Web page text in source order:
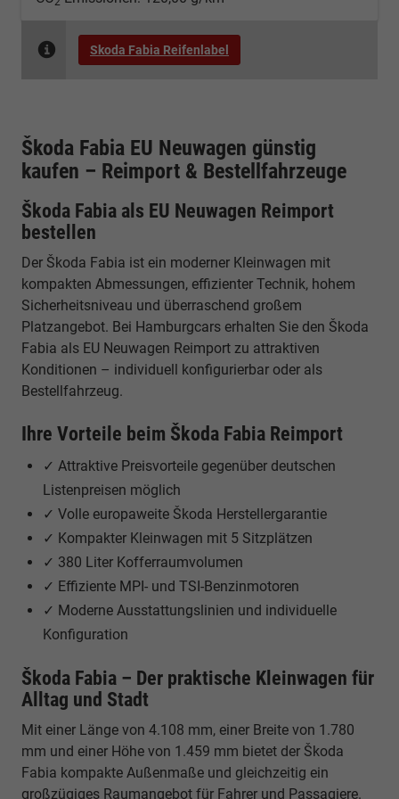
Skoda Fabia Reifenlabel
Škoda Fabia EU Neuwagen günstig
kaufen – Reimport & Bestellfahrzeuge
Škoda Fabia als EU Neuwagen Reimport
bestellen
Der Škoda Fabia ist ein moderner Kleinwagen mit
kompakten Abmessungen, effizienter Technik, hohem
Sicherheitsniveau und überraschend großem
Platzangebot. Bei Hamburgcars erhalten Sie den Škoda
Fabia als EU Neuwagen Reimport zu attraktiven
Konditionen – individuell konfigurierbar oder als
Bestellfahrzeug.
Ihre Vorteile beim Škoda Fabia Reimport
✓ Attraktive Preisvorteile gegenüber deutschen
Listenpreisen möglich
✓ Volle europaweite Škoda Herstellergarantie
✓ Kompakter Kleinwagen mit 5 Sitzplätzen
✓ 380 Liter Kofferraumvolumen
✓ Effiziente MPI- und TSI-Benzinmotoren
✓ Moderne Ausstattungslinien und individuelle
Konfiguration
Škoda Fabia – Der praktische Kleinwagen für
Alltag und Stadt
Mit einer Länge von 4.108 mm, einer Breite von 1.780
mm und einer Höhe von 1.459 mm bietet der Škoda
Fabia kompakte Außenmaße und gleichzeitig ein
großzügiges Raumangebot für Fahrer und Passagiere.